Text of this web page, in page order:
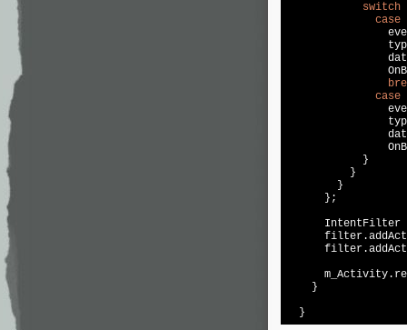
switch
case
case
            }
          }
        }
      };
    }